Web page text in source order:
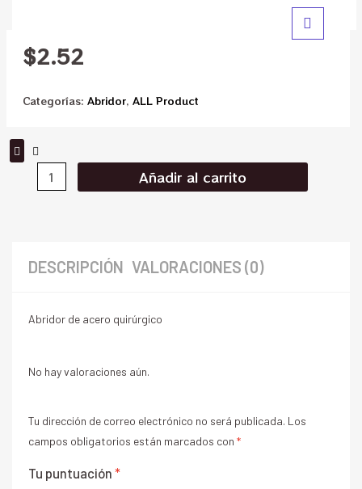
$2.52
Categorías: Abridor, ALL Product
Añadir al carrito
DESCRIPCIÓN VALORACIONES (0)
Abridor de acero quirúrgico
No hay valoraciones aún.
Tu dirección de correo electrónico no será publicada. Los
campos obligatorios están marcados con *
Tu puntuación *